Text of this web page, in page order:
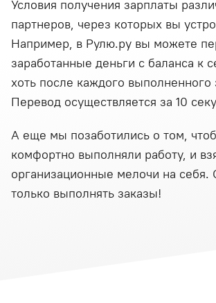
Условия получения зарплаты
партнеров, через которых вы
Например, в Рулю.ру вы можете
заработанные деньги с баланса к
хоть после каждого выполненного
Перевод осуществляется за 10
А еще мы позаботились о том,
комфортно выполняли работу, и
организационные мелочи на себя.
только выполнять заказы!